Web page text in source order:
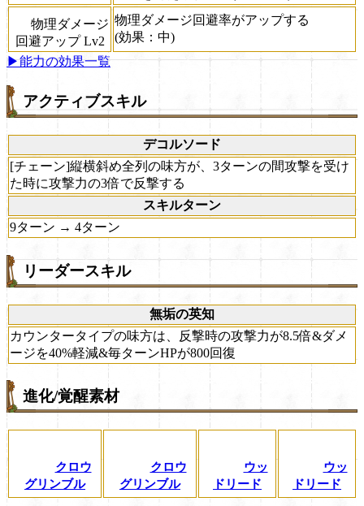
物理ダメージ
回避アップ Lv2
物理ダメージ回避率がアップする
(効果：中)
▶能力の効果一覧
アクティブスキル
デコルソード
[チェーン]縦横斜め全列の味方が、3ターンの間攻撃を受け
た時に攻撃力の3倍で反撃する
スキルターン
9ターン → 4ターン
リーダースキル
無垢の英知
カウンタータイプの味方は、反撃時の攻撃力が8.5倍&ダメ
ージを40%軽減&毎ターンHPが800回復
進化/覚醒素材
クロウ
グリンブル
クロウ
グリンブル
ウッ
ドリード
ウッ
ドリード